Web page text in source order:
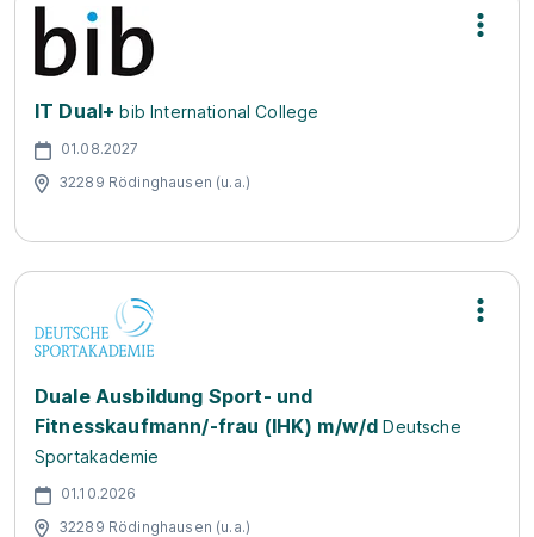
IT Dual+ bib International College
01.08.2027
32289 Rödinghausen (u.a.)
Duale Ausbildung Sport- und
Fitnesskaufmann/-frau (IHK) m/w/d Deutsche
Sportakademie
01.10.2026
32289 Rödinghausen (u.a.)